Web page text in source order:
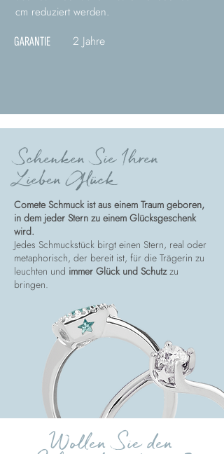
cm reduziert werden.
GARANTIE 2 Jahre
Schenken Sie Ihren
Lieben Glück
Comete Schmuck ist aus einem Traum geboren,
in dem jeder Stern zu einem Glücksgeschenk
wird.
Jedes Schmuckstück birgt einen Stern, real oder
metaphorisch, der bereit ist, für die Trägerin zu
leuchten und immer Glück und Schutzzu
bringen.
Wollen Sie den